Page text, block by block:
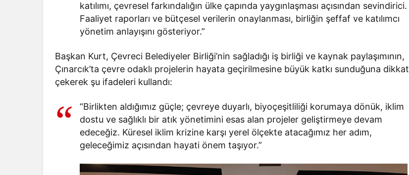
katılımı, çevresel farkındalığın ülke çapında yaygınlaşması açısından sevindirici.
Faaliyet raporları ve bütçesel verilerin onaylanması, birliğin şeffaf ve katılımcı
yönetim anlayışını gösteriyor.”
Başkan Kurt, Çevreci Belediyeler Birliği’nin sağladığı iş birliği ve kaynak paylaşımının,
Çınarcık’ta çevre odaklı projelerin hayata geçirilmesine büyük katkı sunduğuna dikkat
çekerek şu ifadeleri kullandı:
“Birlikten aldığımız güçle; çevreye duyarlı, biyoçeşitliliği korumaya dönük, iklim
dostu ve sağlıklı bir atık yönetimini esas alan projeler geliştirmeye devam
edeceğiz. Küresel iklim krizine karşı yerel ölçekte atacağımız her adım,
geleceğimiz açısından hayati önem taşıyor.”